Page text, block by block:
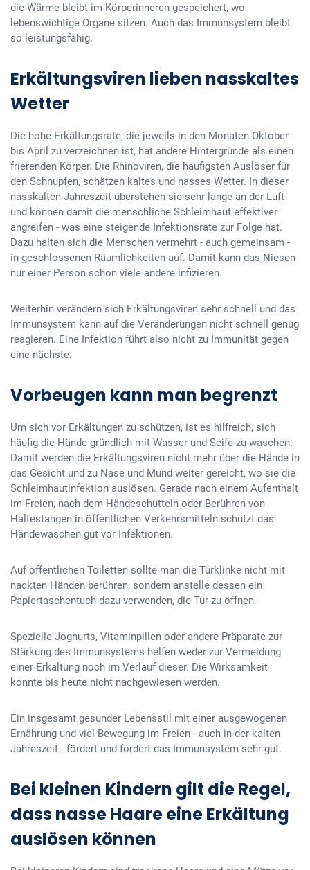
die Wärme bleibt im Körperinneren gespeichert, wo
lebenswichtige Organe sitzen. Auch das Immunsystem bleibt
so leistungsfähig.
Erkältungsviren lieben nasskaltes
Wetter
Die hohe Erkältungsrate, die jeweils in den Monaten Oktober
bis April zu verzeichnen ist, hat andere Hintergründe als einen
frierenden Körper. Die Rhinoviren, die häufigsten Auslöser für
den Schnupfen, schätzen kaltes und nasses Wetter. In dieser
nasskalten Jahreszeit überstehen sie sehr lange an der Luft
und können damit die menschliche Schleimhaut effektiver
angreifen - was eine steigende Infektionsrate zur Folge hat.
Dazu halten sich die Menschen vermehrt - auch gemeinsam -
in geschlossenen Räumlichkeiten auf. Damit kann das Niesen
nur einer Person schon viele andere infizieren.
Weiterhin verändern sich Erkältungsviren sehr schnell und das
Immunsystem kann auf die Veränderungen nicht schnell genug
reagieren. Eine Infektion führt also nicht zu Immunität gegen
eine nächste.
Vorbeugen kann man begrenzt
Um sich vor Erkältungen zu schützen, ist es hilfreich, sich
häufig die Hände gründlich mit Wasser und Seife zu waschen.
Damit werden die Erkältungsviren nicht mehr über die Hände in
das Gesicht und zu Nase und Mund weiter gereicht, wo sie die
Schleimhautinfektion auslösen. Gerade nach einem Aufenthalt
im Freien, nach dem Händeschütteln oder Berühren von
Haltestangen in öffentlichen Verkehrsmitteln schützt das
Händewaschen gut vor Infektionen.
Auf öffentlichen Toiletten sollte man die Türklinke nicht mit
nackten Händen berühren, sondern anstelle dessen ein
Papiertaschentuch dazu verwenden, die Tür zu öffnen.
Spezielle Joghurts, Vitaminpillen oder andere Präparate zur
Stärkung des Immunsystems helfen weder zur Vermeidung
einer Erkältung noch im Verlauf dieser. Die Wirksamkeit
konnte bis heute nicht nachgewiesen werden.
Ein insgesamt gesunder Lebensstil mit einer ausgewogenen
Ernährung und viel Bewegung im Freien - auch in der kalten
Jahreszeit - fördert und fordert das Immunsystem sehr gut.
Bei kleinen Kindern gilt die Regel,
dass nasse Haare eine Erkältung
auslösen können